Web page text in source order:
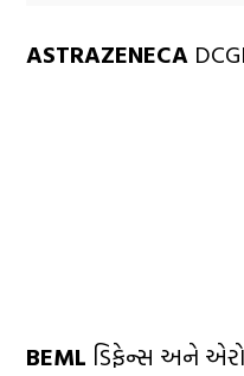
ASTRAZENECA
BEML ડિફેન્સ અને